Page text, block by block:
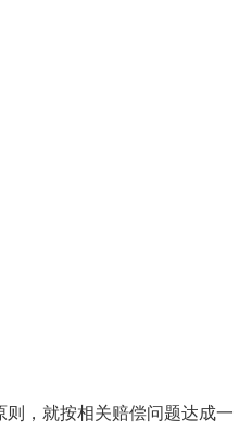
，就按相关赔偿问题达成一